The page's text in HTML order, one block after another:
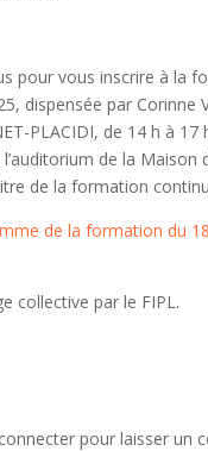
pour vous inscrire à la
dispensée par Corinne
PLACIDI, de 14 h à 17
de la Maison
de la formation
de la formation du
collective par le FIPL.
pour laisser un